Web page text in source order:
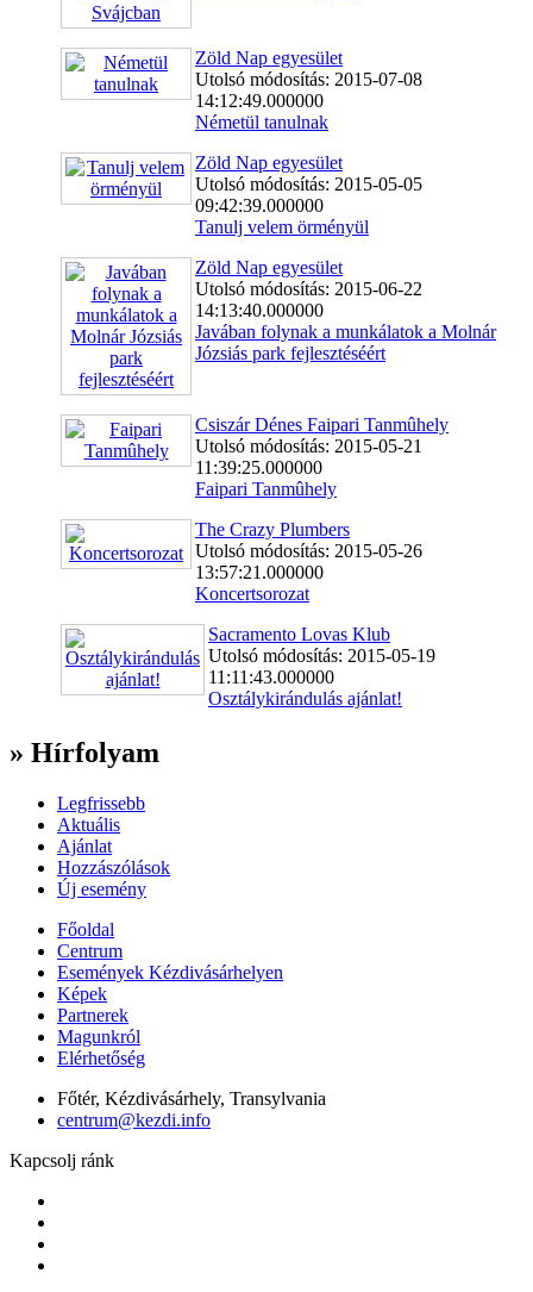
Zöld Nap egyesület
Utolsó módosítás: 2015-07-08
14:12:49.000000
Németül tanulnak
Zöld Nap egyesület
Utolsó módosítás: 2015-05-05
09:42:39.000000
Tanulj velem örményül
Zöld Nap egyesület
Utolsó módosítás: 2015-06-22
14:13:40.000000
Javában folynak a munkálatok a Molnár
Józsiás park fejlesztéséért
Csiszár Dénes Faipari Tanmûhely
Utolsó módosítás: 2015-05-21
11:39:25.000000
Faipari Tanmûhely
The Crazy Plumbers
Utolsó módosítás: 2015-05-26
13:57:21.000000
Koncertsorozat
Sacramento Lovas Klub
Utolsó módosítás: 2015-05-19
11:11:43.000000
Osztálykirándulás ajánlat!
» Hírfolyam
Legfrissebb
Aktuális
Ajánlat
Hozzászólások
Új esemény
Főoldal
Centrum
Események Kézdivásárhelyen
Képek
Partnerek
Magunkról
Elérhetőség
Főtér, Kézdivásárhely, Transylvania
centrum@kezdi.info
Kapcsolj ránk